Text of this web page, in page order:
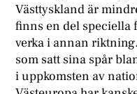
Västtyskland är
finns en del speciella
verka i annan
som satt sina spår
i uppkomsten av